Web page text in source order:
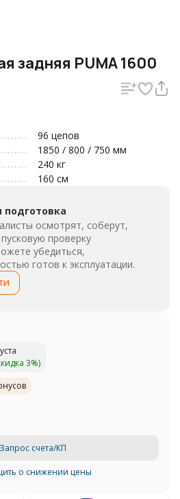
задняя PUMA 1600
96 цепов
1850 / 800 / 750 мм
240 кг
160 см
осмотрят, соберут,
проверку
убедиться,
готов к эксплуатации.
3%)
счета/КП
о снижении цены